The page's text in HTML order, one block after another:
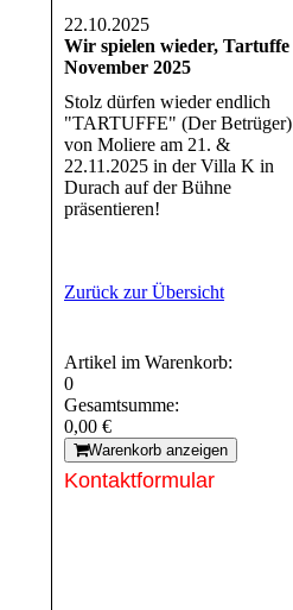
22.10.2025
Wir spielen wieder, Tartuffe
November 2025
Stolz dürfen wieder endlich
"TARTUFFE" (Der Betrüger)
von Moliere am 21. &
22.11.2025 in der Villa K in
Durach auf der Bühne
präsentieren!
Zurück zur Übersicht
Artikel im Warenkorb:
0
Gesamtsumme:
0,00 €
Warenkorb anzeigen
Kontaktformular